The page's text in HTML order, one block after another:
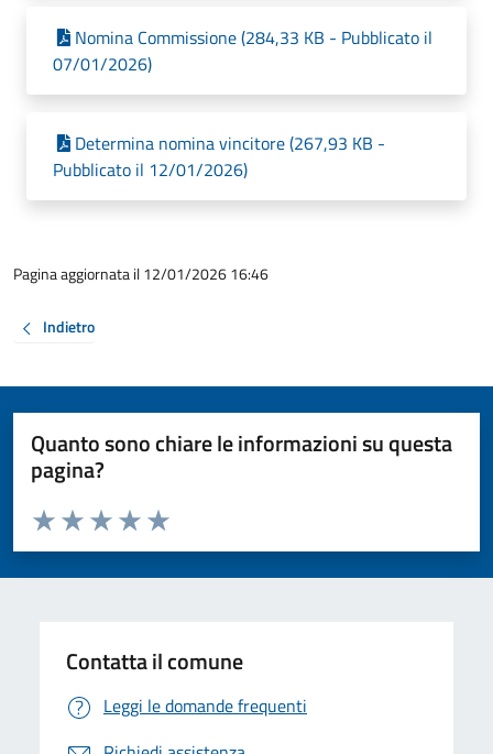
Nomina Commissione (284,33 KB - Pubblicato il
07/01/2026)
Determina nomina vincitore (267,93 KB -
Pubblicato il 12/01/2026)
Pagina aggiornata il 12/01/2026 16:46
Indietro
Quanto sono chiare le informazioni su questa
pagina?
Valuta da 1 a 5 stelle la pagina
Valuta 5 stelle su 5
Valuta 4 stelle su 5
Valuta 3 stelle su 5
Valuta 2 stelle su 5
Valuta 1 stelle su 5
Contatta il comune
Leggi le domande frequenti